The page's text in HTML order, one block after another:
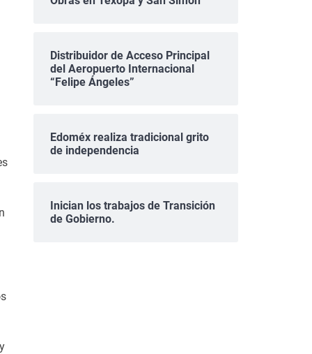
Distribuidor de Acceso Principal
del Aeropuerto Internacional
“Felipe Ángeles”
Edoméx realiza tradicional grito
de independencia
Inician los trabajos de Transición
de Gobierno.